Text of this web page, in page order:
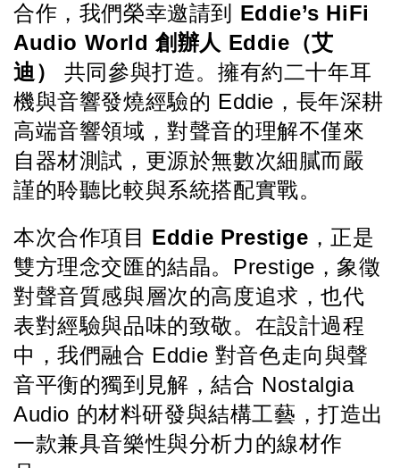
合作，我們榮幸邀請到 Eddie’s HiFi
Audio World 創辦人 Eddie（艾
迪）
共同參與打造。擁有約二十年耳
機與音響發燒經驗的 Eddie，長年深耕
高端音響領域，對聲音的理解不僅來
自器材測試，更源於無數次細膩而嚴
謹的聆聽比較與系統搭配實戰。
本次合作項目 Eddie Prestige ，正是
雙方理念交匯的結晶。Prestige，象徵
對聲音質感與層次的高度追求，也代
表對經驗與品味的致敬。在設計過程
中，我們融合 Eddie 對音色走向與聲
音平衡的獨到見解，結合 Nostalgia
Audio 的材料研發與結構工藝，打造出
一款兼具音樂性與分析力的線材作